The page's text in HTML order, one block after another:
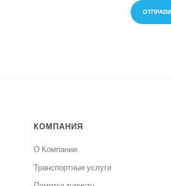
КОМПАНИЯ
О Компании
Транспортные услуги